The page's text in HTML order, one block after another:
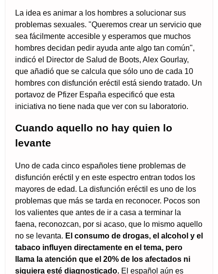
La idea es animar a los hombres a solucionar sus
problemas sexuales. "Queremos crear un servicio que
sea fácilmente accesible y esperamos que muchos
hombres decidan pedir ayuda ante algo tan común",
indicó el Director de Salud de Boots, Alex Gourlay,
que añadió que se calcula que sólo uno de cada 10
hombres con disfunción eréctil está siendo tratado. Un
portavoz de Pfizer España especificó que esta
iniciativa no tiene nada que ver con su laboratorio.
Cuando aquello no hay quien lo
levante
Uno de cada cinco españoles tiene problemas de
disfunción eréctil y en este espectro entran todos los
mayores de edad. La disfunción eréctil es uno de los
problemas que más se tarda en reconocer. Pocos son
los valientes que antes de ir a casa a terminar la
faena, reconozcan, por si acaso, que lo mismo aquello
no se levanta. El consumo de drogas, el alcohol y el
tabaco influyen directamente en el tema, pero
llama la atención que el 20% de los afectados ni
siquiera esté diagnosticado. El español aún es